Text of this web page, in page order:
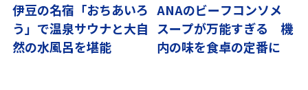
伊豆の名宿「おちあいろ
う」で温泉サウナと大自
然の水風呂を堪能
ANAのビーフコンソメ
スープが万能すぎる 機
内の味を食卓の定番に